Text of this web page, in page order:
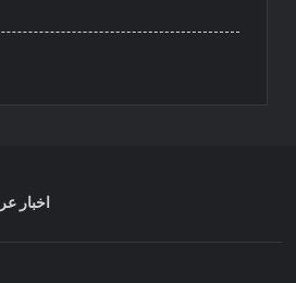
اخبار